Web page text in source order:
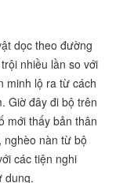
dọc theo đường
nhiều lần so với
minh lộ ra từ cách
Giờ đây đi bộ trên
mới thấy bản thân
nghèo nàn từ bộ
các tiện nghi
dụng.